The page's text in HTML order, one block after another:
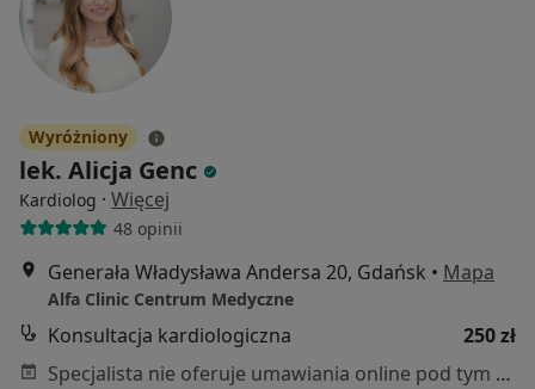
Wyróżniony
lek. Alicja Genc
Kardiolog · Więcej
48 opinii
Generała Władysława Andersa 20, Gdańsk • Mapa
Alfa Clinic Centrum Medyczne
Konsultacja kardiologiczna
250 zł
Specjalista nie oferuje umawiania online pod tym adresem.